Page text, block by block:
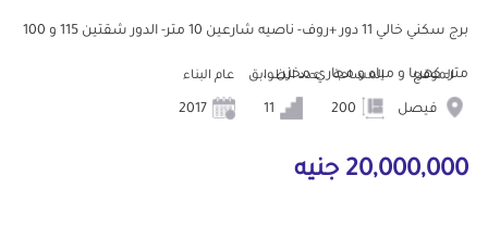
برج سكني خالي 11 دور +روف- ناصيه شارعين 10 متر- الدور شقتين 115 و 100
متر- كهربا و مياه و مجاري-مخزن...
الموقع
فيصل
المساحة عدد الطوابق عام البناء
20,000,000 جنيه